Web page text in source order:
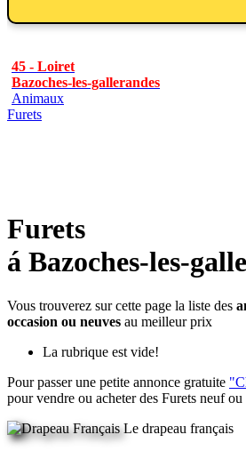
45 - Loiret
Bazoches-les-gallerandes
Animaux
Furets
Furets
á Bazoches-les-
Vous trouverez sur cette page la liste des
occasion ou neuves au meilleur prix
La rubrique est vide!
Pour passer une petite annonce gratuite
pour vendre ou acheter des Furets neuf ou
Le drapeau français